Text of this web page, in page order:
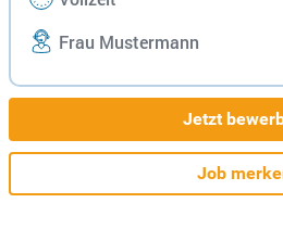
Frau Mustermann
Jetzt
Job